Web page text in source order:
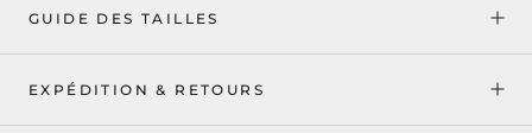
GUIDE DES TAILLES
EXPÉDITION & RETOURS